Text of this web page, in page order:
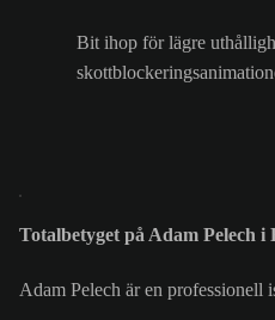
Bit ihop för lägre
Totalbetyget på Adam Pelech
Adam Pelech är en